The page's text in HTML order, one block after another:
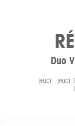
Duo
jeudi - jeudi